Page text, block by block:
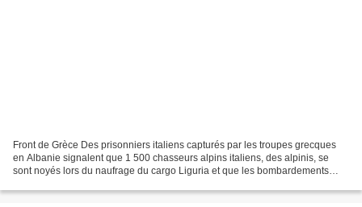
Front de Grèce Des prisonniers italiens capturés par les troupes grecques
en Albanie signalent que 1 500 chasseurs alpins italiens, des alpinis, se
sont noyés lors du naufrage du cargo Liguria et que les bombardements